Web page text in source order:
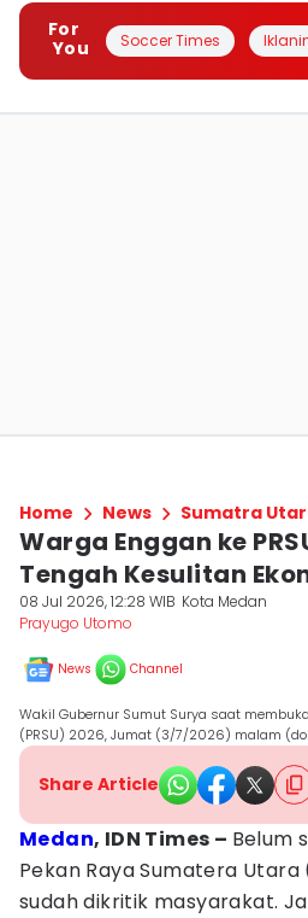
For
You
Soccer Times
Home News Sumatra
Warga Enggan ke
Tengah Kesulitan
08 Jul 2026, 12:28 WIB Kota Medan
Prayugo Utomo
News Channel
Wakil Gubernur Sumut Surya saat
(PRSU) 2026, Jumat (3/7/2026) malam
Share Article
Medan, IDN Times – Belum
Pekan Raya Sumatera Utara
sudah dikritik masyarakat.